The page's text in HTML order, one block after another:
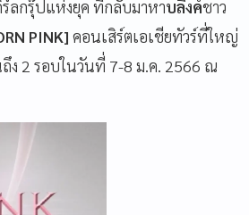
ร์ลกรุ๊ปแห่งยุค ที่กลับมาหาบลิ้งค์ชาว
PINK] คอนเสิร์ตเอเชียทัวร์ที่ใหญ่
ง 2 รอบในวันที่ 7-8 ม.ค. 2566 ณ